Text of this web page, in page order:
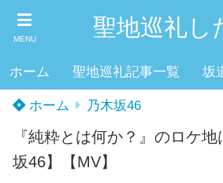
MENU 聖地巡礼し
ホーム 聖地巡礼記事一覧 坂
ホーム 乃木坂46
『純粋とは何か？』のロケ
坂46】【MV】